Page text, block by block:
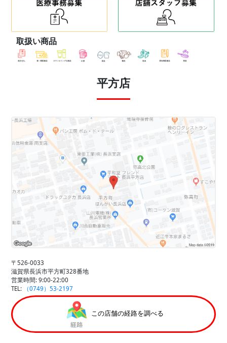
取扱い商品
平方店
〒526-0033
滋賀県長浜市平方町328番地
営業時間: 9:00-22:00
TEL:
（0749）53-2197
この店舗の経路を調べる